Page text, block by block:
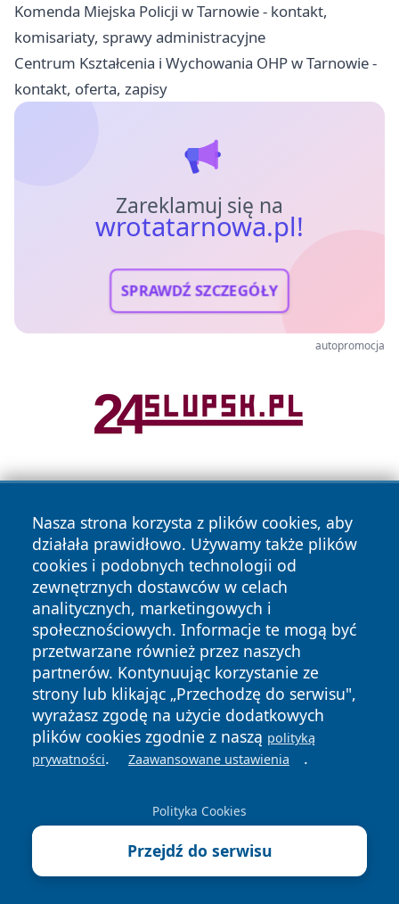
Komenda Miejska Policji w Tarnowie - kontakt,
komisariaty, sprawy administracyjne
Centrum Kształcenia i Wychowania OHP w Tarnowie -
kontakt, oferta, zapisy
Zareklamuj się na
wrotatarnowa.pl!
SPRAWDŹ SZCZEGÓŁY
autopromocja
Nasza strona korzysta z plików cookies, aby
działała prawidłowo. Używamy także plików
cookies i podobnych technologii od
zewnętrznych dostawców w celach
analitycznych, marketingowych i
społecznościowych. Informacje te mogą być
przetwarzane również przez naszych
partnerów. Kontynuując korzystanie ze
strony lub klikając „Przechodzę do serwisu",
wyrażasz zgodę na użycie dodatkowych
plików cookies zgodnie z naszą polityką
prywatności. Zaawansowane ustawienia .
Polityka Cookies
Przejdź do serwisu
Copyright © 2026 wrotatarnowa.pl Wszystkie prawa
zastrzeżone.
News Autorzy
Polityka
Prywatności
Polityka
Cookies